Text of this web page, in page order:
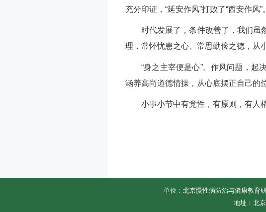
充分印证，“延安作风”打败了“西安作风”。
时代发展了，条件改善了，我们虽
理，常怀忧患之心、常思勤俭之德，从
“身之主宰便是心”。作风问题，起
涵养高尚道德情操，从心底摆正自己的
小事小节中有党性，有原则，有人
单位：北京慢性病防治与健康教育
地址：北